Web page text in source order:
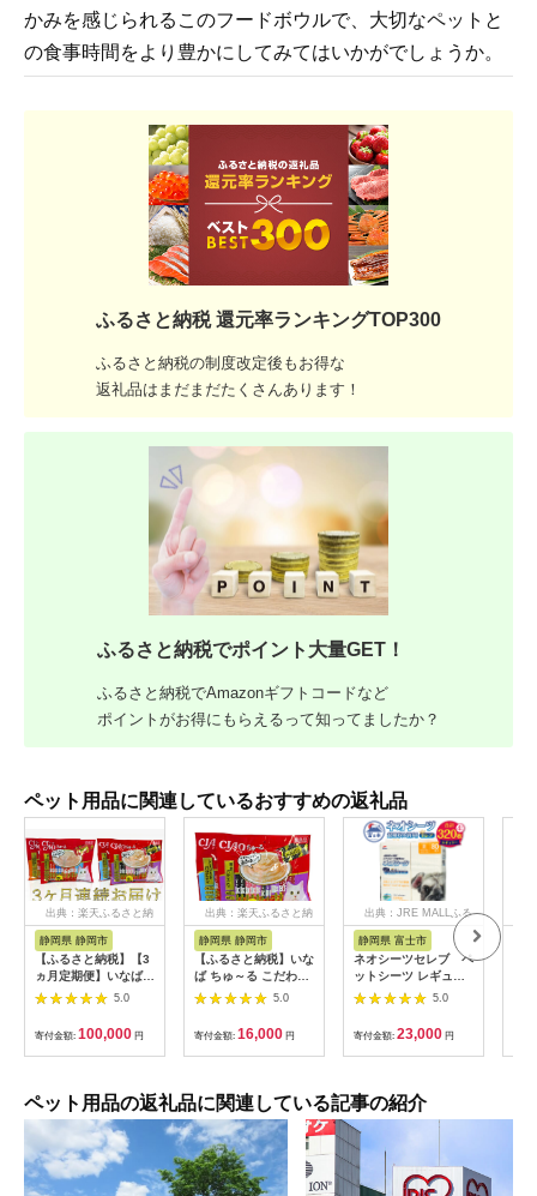
かみを感じられるこのフードボウルで、大切なペットと
の食事時間をより豊かにしてみてはいかがでしょうか。
ふるさと納税 還元率ランキングTOP300
ふるさと納税の制度改定後もお得な
返礼品はまだまだたくさんあります！
ふるさと納税でポイント大量GET！
ふるさと納税でAmazonギフトコードなど
ポイントがお得にもらえるって知ってましたか？
ペット用品に関連しているおすすめの返礼品
出典：楽天ふるさと納
静岡県 静岡市
【ふるさと納税】【3
ヵ月定期便】いなば
ちゅ～る バラエティ
セット 160本 焼きか
つお 20本 セット キ
ャットフード CIAO
チャオ ちゅーる かつ
おやつ ペットフード
ペット用品 ペット 静
岡県 静岡 3回 お楽し
み | ペットケア バラ
エティ ちゅ～る
5.0
寄付金額: 100,000 円
出典：楽天ふるさと納
静岡県 静岡市
【ふるさと納税】いな
ば ちゅ～る こだわり
セット 80本 焼きかつ
お 10本 セット CIAO
チャオ ちゅーる キャ
ットフード かつお カ
ツオ 鰹 猫 ねこ おや
ト用品 ペット 静岡県
静岡◆ | ちゅーる キ
ャットフード かつお
ペットフード ペット
用品 猫 おやつ
5.0
寄付金額: 16,000 円
出典：JRE MALLふる
さと納税
静岡県 富士市
ネオシーツセレブ ペ
ットシーツ レギュラ
ー 80枚入×4袋 高速
シャットアウト吸収
[sf002-146]
5.0
寄付金額: 23,000 円
ペット用品の返礼品に関連している記事の紹介